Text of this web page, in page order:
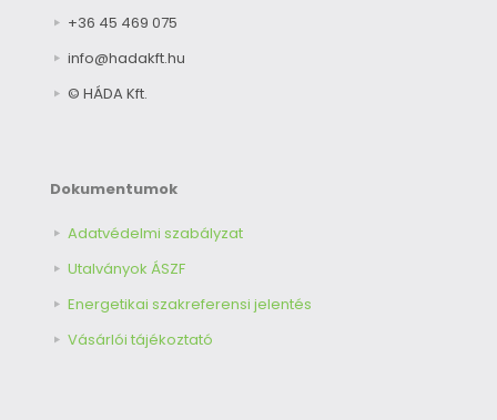
+36 45 469 075
info@hadakft.hu
© HÁDA Kft.
Dokumentumok
Adatvédelmi szabályzat
Utalványok ÁSZF
Energetikai szakreferensi jelentés
Vásárlói tájékoztató